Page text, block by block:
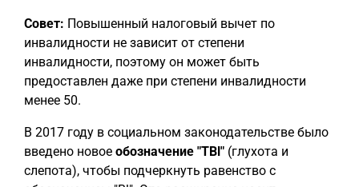
Совет: Повышенный налоговый вычет по
инвалидности не зависит от степени
инвалидности, поэтому он может быть
предоставлен даже при степени инвалидности
менее 50.
В 2017 году в социальном законодательстве было
введено новое обозначение "TBl" (глухота и
слепота), чтобы подчеркнуть равенство с